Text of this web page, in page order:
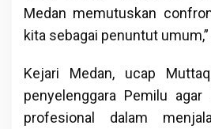
Medan memutuskan
kita sebagai penuntut
Kejari Medan, ucap
penyelenggara Pemilu
profesional dalam